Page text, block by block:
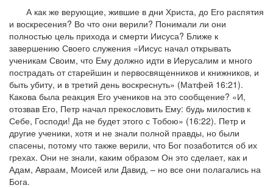
А как же верующие, жившие в дни Христа, до Его распятия
и воскресения? Во что они верили? Понимали ли они
полностью цель прихода и смерти Иисуса? Ближе к
завершению Своего служения «Иисус начал открывать
ученикам Своим, что Ему должно идти в Иерусалим и много
пострадать от старейшин и первосвященников и книжников, и
быть убиту, и в третий день воскреснуть» (Матфей 16:21).
Какова была реакция Его учеников на это сообщение? «И,
отозвав Его, Петр начал прекословить Ему: будь милостив к
Себе, Господи! Да не будет этого с Тобою» (16:22). Петр и
другие ученики, хотя и не знали полной правды, но были
спасены, потому что также верили, что Бог позаботится об их
грехах. Они не знали, каким образом Он это сделает, как и
Адам, Авраам, Моисей или Давид, – но все они полагались на
Бога.